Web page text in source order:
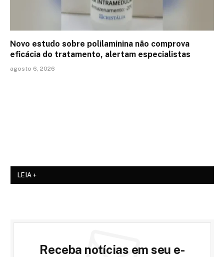
Novo estudo sobre polilaminina não comprova
eficácia do tratamento, alertam especialistas
agosto 6, 2026
LEIA +
Receba notícias em seu e-